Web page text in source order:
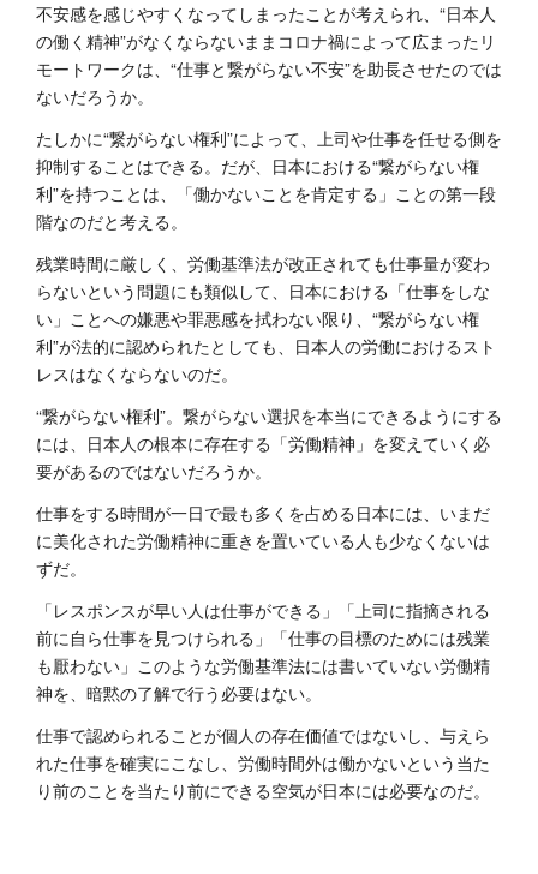
不安感を感じやすくなってしまったことが考えられ、“日本人
の働く精神”がなくならないままコロナ禍によって広まったリ
モートワークは、“仕事と繋がらない不安”を助長させたのでは
ないだろうか。
たしかに“繋がらない権利”によって、上司や仕事を任せる側を
抑制することはできる。だが、日本における“繋がらない権
利”を持つことは、「働かないことを肯定する」ことの第一段
階なのだと考える。
残業時間に厳しく、労働基準法が改正されても仕事量が変わ
らないという問題にも類似して、日本における「仕事をしな
い」ことへの嫌悪や罪悪感を拭わない限り、“繋がらない権
利”が法的に認められたとしても、日本人の労働におけるスト
レスはなくならないのだ。
“繋がらない権利”。繋がらない選択を本当にできるようにする
には、日本人の根本に存在する「労働精神」を変えていく必
要があるのではないだろうか。
仕事をする時間が一日で最も多くを占める日本には、いまだ
に美化された労働精神に重きを置いている人も少なくないは
ずだ。
「レスポンスが早い人は仕事ができる」「上司に指摘される
前に自ら仕事を見つけられる」「仕事の目標のためには残業
も厭わない」このような労働基準法には書いていない労働精
神を、暗黙の了解で行う必要はない。
仕事で認められることが個人の存在価値ではないし、与えら
れた仕事を確実にこなし、労働時間外は働かないという当た
り前のことを当たり前にできる空気が日本には必要なのだ。